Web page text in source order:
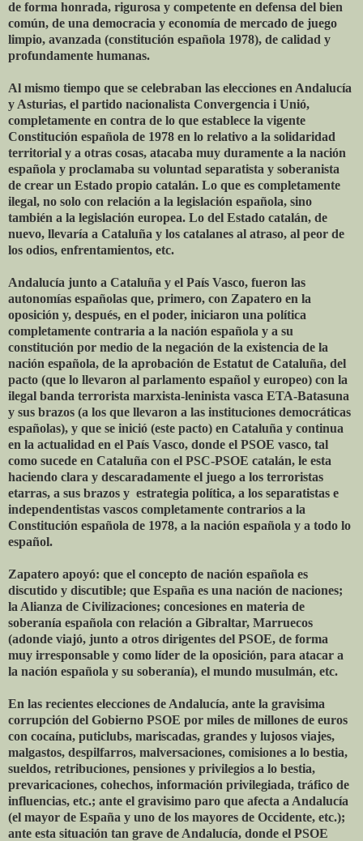
de forma honrada, rigurosa y competente en defensa del bien
común, de una democracia y economía de mercado de juego
limpio, avanzada (constitución española 1978), de calidad y
profundamente humanas.
Al mismo tiempo que se celebraban las elecciones en Andalucía
y Asturias, el partido nacionalista Convergencia i Unió,
completamente en contra de lo que establece la vigente
Constitución española de 1978 en lo relativo a la solidaridad
territorial y a otras cosas, atacaba muy duramente a la nación
española y proclamaba su voluntad separatista y soberanista
de crear un Estado propio catalán. Lo que es completamente
ilegal, no solo con relación a la legislación española, sino
también a la legislación europea. Lo del Estado catalán, de
nuevo, llevaría a Cataluña y los catalanes al atraso, al peor de
los odios, enfrentamientos, etc.
Andalucía junto a Cataluña y el País Vasco, fueron las
autonomías españolas que, primero, con Zapatero en la
oposición y, después, en el poder, iniciaron una política
completamente contraria a la nación española y a su
constitución por medio de la negación de la existencia de la
nación española, de la aprobación de Estatut de Cataluña, del
pacto (que lo llevaron al parlamento español y europeo) con la
ilegal banda terrorista marxista-leninista vasca ETA-Batasuna
y sus brazos (a los que llevaron a las instituciones democráticas
españolas), y que se inició (este pacto) en Cataluña y continua
en la actualidad en el País Vasco, donde el PSOE vasco, tal
como sucede en Cataluña con el PSC-PSOE catalán, le esta
haciendo clara y descaradamente el juego a los terroristas
etarras, a sus brazos y estrategia política, a los separatistas e
independentistas vascos completamente contrarios a la
Constitución española de 1978, a la nación española y a todo lo
español.
Zapatero apoyó: que el concepto de nación española es
discutido y discutible; que España es una nación de naciones;
la Alianza de Civilizaciones; concesiones en materia de
soberanía española con relación a Gibraltar, Marruecos
(adonde viajó, junto a otros dirigentes del PSOE, de forma
muy irresponsable y como líder de la oposición, para atacar a
la nación española y su soberanía), el mundo musulmán, etc.
En las recientes elecciones de Andalucía, ante la gravisima
corrupción del Gobierno PSOE por miles de millones de euros
con cocaína, puticlubs, mariscadas, grandes y lujosos viajes,
malgastos, despilfarros, malversaciones, comisiones a lo bestia,
sueldos, retribuciones, pensiones y privilegios a lo bestia,
prevaricaciones, cohechos, información privilegiada, tráfico de
influencias, etc.; ante el gravisimo paro que afecta a Andalucía
(el mayor de España y uno de los mayores de Occidente, etc.);
ante esta situación tan grave de Andalucía, donde el PSOE